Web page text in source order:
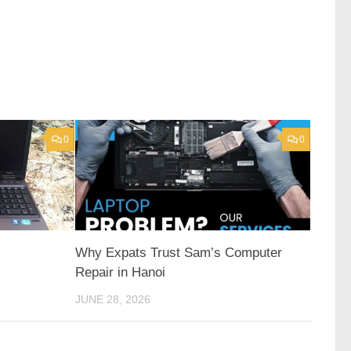
0 0
Why Expats Trust Sam’s Computer
Repair in Hanoi
JUNE 28, 2026